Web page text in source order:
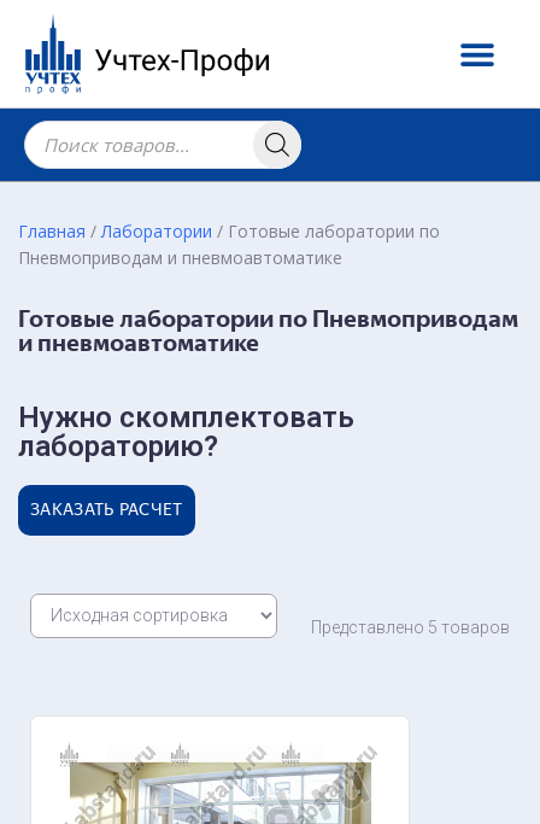
Главная /Лаборатории / Готовые лаборатории по
Пневмоприводам и пневмоавтоматике
Готовые лаборатории по Пневмоприводам
и пневмоавтоматике
Нужно скомплектовать
лабораторию?
ЗАКАЗАТЬ РАСЧЕТ
Представлено 5 товаров